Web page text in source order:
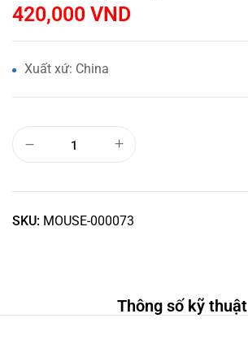
420,000 VND
Xuất xứ: China
SKU: MOUSE-000073
Thông số kỹ thuật